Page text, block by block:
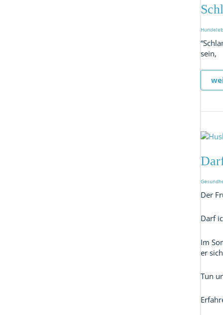
sein,
Der
Darf
Im
er
Tun